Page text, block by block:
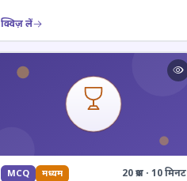
क्विज़ लें
MCQ मध्यम 20 प्रश्न · 10 मिनट